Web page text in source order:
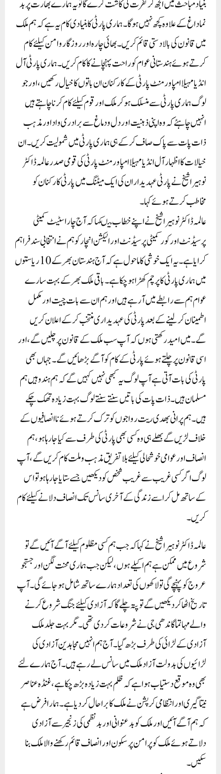
بنیاد مباحث میں الجھ کر نفرت کی کاشت کرے گا تو یہ ہمارے بھارت پر بد
نما داغ کے علاوہ کچھ نہیں ہوگا۔ ہماری پارٹی کا بنیادی کام یہ ہے کہ ہم ملک
میں قانون کی بالادستی قائم کریں۔ بھائی چارہ اور روزگار و امن کیلئے کام
کرتے ہوئے ہندستانی عوام کو راحت پہنچانے کا کام کریں۔ ہماری پارٹی آل
انڈیا مہیلا امپاورمنٹ پارٹی کے کارکنان ان باتوں کا خیال رکھیں، اور جو
لوگ ہماری پارٹی سے منسلک ہو کر ملک اور قوم کیلئے کام کرنا چاہتے ہیں
انہیں چاہئے کہ وہ اپنی ذہنیت اور دل ودماغ سے برادری واد اور مذہب
ذات پات سے پاک صاف کر کے ہی ہماری پارٹی میں شمولیت کریں۔ ان
خیالات کا اظہار آل انڈیا مہیلا امپاورمنٹ پارٹی کی قومی صدر عالمہ ڈاکٹر
نوہیرا شیخ نے پارٹی عہدیداران کی ایک میٹنگ میں پارٹی کارکنان کو
مخاطب کرتے ہوئے کہا۔
عالمہ ڈاکٹر نوہیرا شیخ نے اپنے خطاب میںکہا کہ آج چار اسٹیٹ کمیٹی
پرسیڈنٹ اور کور کمیٹی پرسیڈنٹ اور الیکشن انچار کو ہم نے انتخابی سند فراہم
کرایا ہے۔ یہ ایک خوشی کا ماحول ہے کہ آج ہندستان بھر کے 10ریاستوں
میں ہماری پارٹی کا پرچم کھڑا ہوچکا ہے۔ باقی ملک بھر کے بہت سارے
عوام ہم سے رابطے میں آ رہے ہیں اور ہم ان سے بات چیت اور مکمل
اطمینان کرلینے کے بعد پارٹی کی عہدیداری منتخب کرکے اعلان کریں
گے۔ میں امید رکھتی ہوں کہ آپ سب ملک کے قانون پر چلیں گے، اور
اسی قانون پر چلتے ہوئے پارٹی کے کام کو آگے بڑھائیں گے۔ جہاں بھی
پارٹی کی بات آتی ہے آپ لوگ یہ کبھی نہیں کہیں گے کہ ہم ہندو ہیں ہم
مسلمان ہیں۔ ذات پات کی باتیں سنتے سنتے لوگ بہت زیادہ تھک چکے
ہیں۔ ہم پرانی بھدی ریت رواجوں کو ترک کرتے ہوئے نا انصافیوں کے
خلاف لڑیں گے بھلے ہی وہ کسی بھی پارٹی کی طرف سے کیا جا رہا ہو، ہم
انصاف اور عوامی خوشحالی کیلئے بلا تفریق مذہب وملت کام کریں گے، آپ
لوگ اگر کسی غریب سے غریب شخص کو دیکھیں جسے ستایا جا رہا ہوتو اس
کے ساتھ مل کر اسے زندگی کے آخری سانس تک انصاف دلانے کیلئے کام
کریں۔
عالمہ ڈاکٹر نوہیرا شیخ نے کہا کہ جب ہم کسی مظلوم کیلئے آگے آئیں گے تو
شروع میں ممکن ہے ہم اکیلے ہوں، لیکن جب ہماری محنت لگن اور جستجو
عروج کو پہنچے گی تو لاکھوں کی تعداد ہمارے ساتھ شامل ہو جائے گی۔ آپ
تاریخ اٹھا کر دیکھیں گے تو پتہ چلے گا کہ آزادی کیلئے جنگ شروع کرنے
والے مہاتما گاندھی جی نے شروعات کردی تھی۔ مگر بہت جلد ملک
آزادی کے لڑائی کی طرف بڑھ گیا۔ آج ہم انہیں مجاہدین آزادی کی
لڑائیوں کی بدولت آزاد ملک میں سانس لے رہے ہیں۔ آج ہمارے لئے
بھی وہ موقع دستیاب ہوا ہے کہ ظلم بہت زیادہ بڑھ چکا ہے،غنڈہ عناصر
نیتاگیری اور انتظامی کرپشن نے ملک کا برا حال کر دیا ہے۔ ہمارا فرض ہے
کہ ہم آگے آئیں اور ملک کو بدعنوانی اور بد نظمی کی زنجیر سے آزادی
دلاتے ہوئے ملک کو پر امن پر سکون اور انصاف قائم رکھنے والا ملک بنا
سکیں ۔